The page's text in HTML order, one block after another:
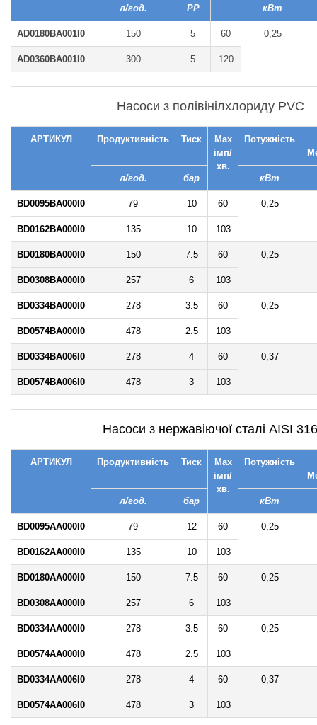
л/год.
PP кВт
AD0180BA001I0 150 5 60 0,25
AD0360BA001I0 300 5 120
Насоси з полівінілхлориду PVC
АРТИКУЛ Продуктивність Тиск
Max
імп/
хв.
Потужність
л/год. бар кВт
BD0095BA000I0 79 10 60 0,25
BD0162BA000I0 135 10 103
BD0180BA000I0 150 7.5 60 0,25
BD0308BA000I0 257 6 103
BD0334BA000I0 278 3.5 60 0,25
BD0574BA000I0 478 2.5 103
BD0334BA006I0 278 4 60 0,37
BD0574BA006I0 478 3 103
Насоси з нержавіючої сталі AISI 316
АРТИКУЛ Продуктивність Тиск
Max
імп/
хв.
Потужність
л/год. бар кВт
BD0095AA000I0 79 12 60 0,25
BD0162AA000I0 135 10 103
BD0180AA000I0 150 7.5 60 0,25
BD0308AA000I0 257 6 103
BD0334AA000I0 278 3.5 60 0,25
BD0574AA000I0 478 2.5 103
BD0334AA006I0 278 4 60 0,37
BD0574AA006I0 478 3 103